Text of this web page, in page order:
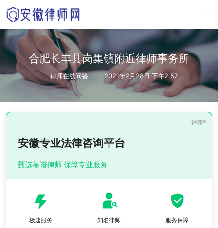
合肥长丰县岗集镇附近律师事务所
律师在线问答 2021年2月28日 下午2:57
安徽专业法律咨询平台
甄选靠谱律师 保障专业服务
极速服务 知名律师 服务保障